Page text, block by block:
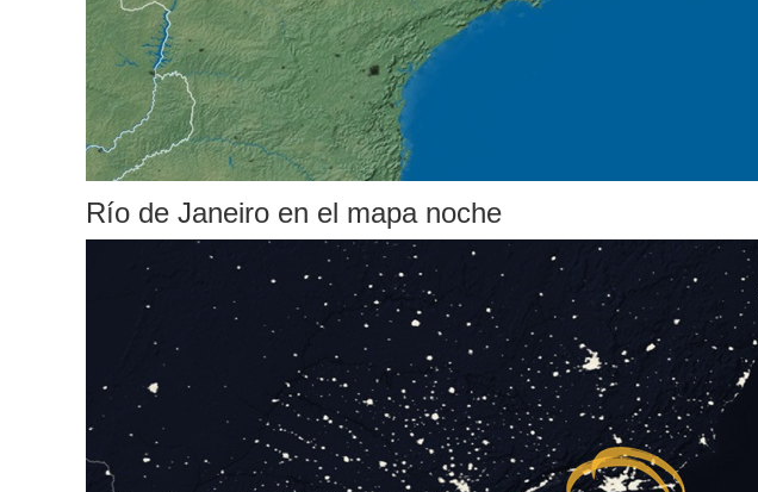
Río de Janeiro en el mapa noche